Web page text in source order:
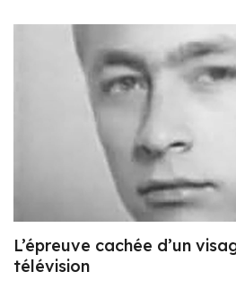
L’épreuve cachée d’un
télévision